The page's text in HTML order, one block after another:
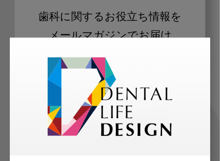
歯科に関するお役立ち情報を
メールマガジンでお届け
ご登録いただいた職種（歯科医師、歯
科衛生士、歯科技工士）に合わせた内
容のメールマガジンをお届けします。